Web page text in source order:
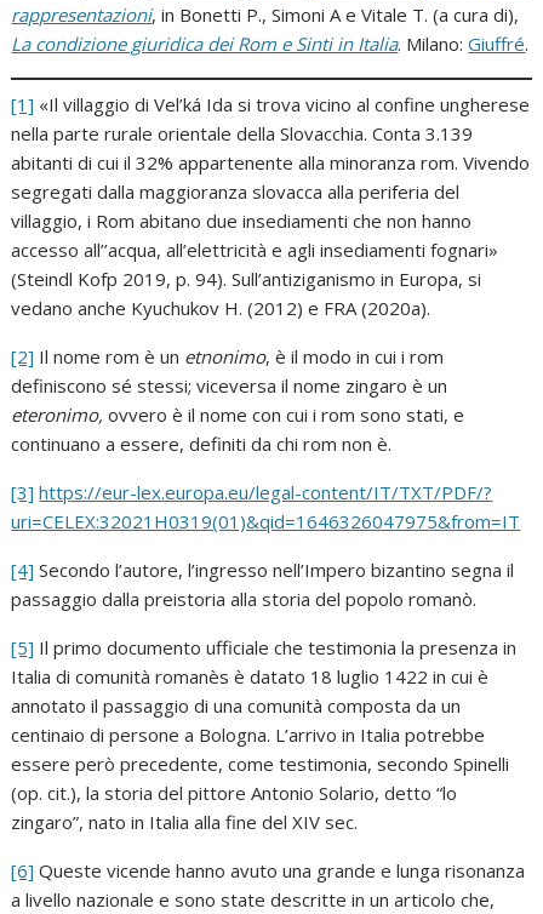
rappresentazioni, in Bonetti P., Simoni A e Vitale T. (a cura di),
La condizione giuridica dei Rom e Sinti in Italia. Milano:Giuffré.
[1] «Il villaggio di Vel’ká Ida si trova vicino al confine ungherese
nella parte rurale orientale della Slovacchia. Conta 3.139
abitanti di cui il 32% appartenente alla minoranza rom. Vivendo
segregati dalla maggioranza slovacca alla periferia del
villaggio, i Rom abitano due insediamenti che non hanno
accesso all’’acqua, all’elettricità e agli insediamenti fognari»
(Steindl Kofp 2019, p. 94). Sull’antiziganismo in Europa, si
vedano anche Kyuchukov H. (2012) e FRA (2020a).
[2] Il nome rom è un etnonimo, è il modo in cui i rom
definiscono sé stessi; viceversa il nome zingaro è un
eteronimo, ovvero è il nome con cui i rom sono stati, e
continuano a essere, definiti da chi rom non è.
[3] https://eur-lex.europa.eu/legal-content/IT/TXT/PDF/?
uri=CELEX:32021H0319(01)&qid=1646326047975&from=IT
[4] Secondo l’autore, l’ingresso nell’Impero bizantino segna il
passaggio dalla preistoria alla storia del popolo romanò.
[5] Il primo documento ufficiale che testimonia la presenza in
Italia di comunità romanès è datato 18 luglio 1422 in cui è
annotato il passaggio di una comunità composta da un
centinaio di persone a Bologna. L’arrivo in Italia potrebbe
essere però precedente, come testimonia, secondo Spinelli
(op. cit.), la storia del pittore Antonio Solario, detto “lo
zingaro”, nato in Italia alla fine del XIV sec.
[6] Queste vicende hanno avuto una grande e lunga risonanza
a livello nazionale e sono state descritte in un articolo che,